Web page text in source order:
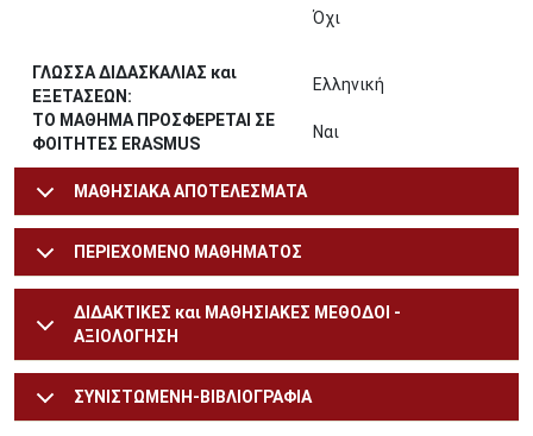
Όχι
ΓΛΩΣΣΑ ΔΙΔΑΣΚΑΛΙΑΣ και
ΕΞΕΤΑΣΕΩΝ:
Ελληνική
ΤΟ ΜΑΘΗΜΑ ΠΡΟΣΦΕΡΕΤΑΙ ΣΕ
ΦΟΙΤΗΤΕΣ ERASMUS
Ναι
ΜΑΘΗΣΙΑΚΑ ΑΠΟΤΕΛΕΣΜΑΤΑ
ΠΕΡΙΕΧΟΜΕΝΟ ΜΑΘΗΜΑΤΟΣ
ΔΙΔΑΚΤΙΚΕΣ και ΜΑΘΗΣΙΑΚΕΣ ΜΕΘΟΔΟΙ -
ΑΞΙΟΛΟΓΗΣΗ
ΣΥΝΙΣΤΩΜΕΝΗ-ΒΙΒΛΙΟΓΡΑΦΙΑ